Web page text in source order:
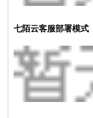
七陌云客服部署模式